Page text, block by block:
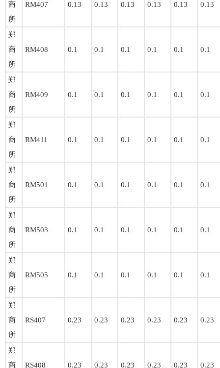
商
所
RM407 0.13 0.13 0.13 0.13 0.13 0.13
郑
商
所
RM408 0.1 0.1 0.1 0.1 0.1 0.1
郑
商
所
RM409 0.1 0.1 0.1 0.1 0.1 0.1
郑
商
所
RM411 0.1 0.1 0.1 0.1 0.1 0.1
郑
商
所
RM501 0.1 0.1 0.1 0.1 0.1 0.1
郑
商
所
RM503 0.1 0.1 0.1 0.1 0.1 0.1
郑
商
所
RM505 0.1 0.1 0.1 0.1 0.1 0.1
郑
商
所
RS407 0.23 0.23 0.23 0.23 0.23 0.23
郑
商
RS408 0.23 0.23 0.23 0.23 0.23 0.23